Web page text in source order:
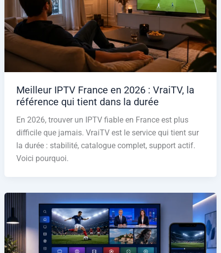
Meilleur IPTV France en 2026 : VraiTV, la
référence qui tient dans la durée
En 2026, trouver un IPTV fiable en France est plus
difficile que jamais. VraiTV est le service qui tient sur
la durée : stabilité, catalogue complet, support actif.
Voici pourquoi.